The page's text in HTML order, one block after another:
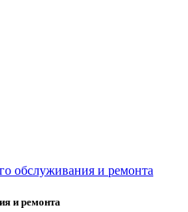
обслуживания и ремонта
и ремонта